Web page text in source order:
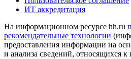
ИТ аккредитация
На информационном ресурсе hh.ru
рекомендательные технологии
предоставления информации на
и анализа сведений, относящихся к